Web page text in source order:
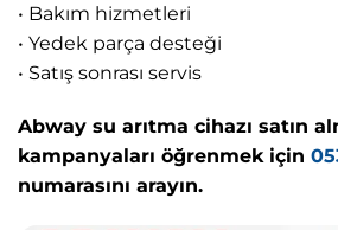
• Bakım hizmetleri
• Yedek parça desteği
• Satış sonrası servis
Abway su arıtma cihazı satın
kampanyaları öğrenmek için
numarasını arayın.